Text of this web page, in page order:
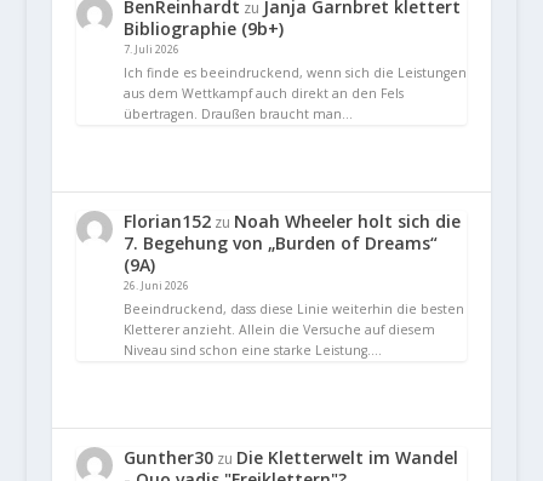
BenReinhardt zu Janja Garnbret klettert
Bibliographie (9b+)
7. Juli 2026
Ich finde es beeindruckend, wenn sich die Leistungen
aus dem Wettkampf auch direkt an den Fels
übertragen. Draußen braucht man…
Florian152zu Noah Wheeler holt sich die
7. Begehung von „Burden of Dreams“
(9A)
26. Juni 2026
Beeindruckend, dass diese Linie weiterhin die besten
Kletterer anzieht. Allein die Versuche auf diesem
Niveau sind schon eine starke Leistung.…
Gunther30zu Die Kletterwelt im Wandel